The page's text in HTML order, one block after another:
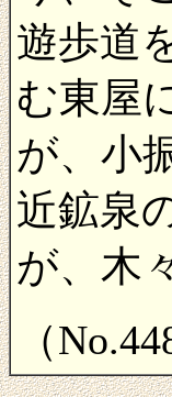
遊歩道
む東屋
が、小
近鉱泉
が、木
（